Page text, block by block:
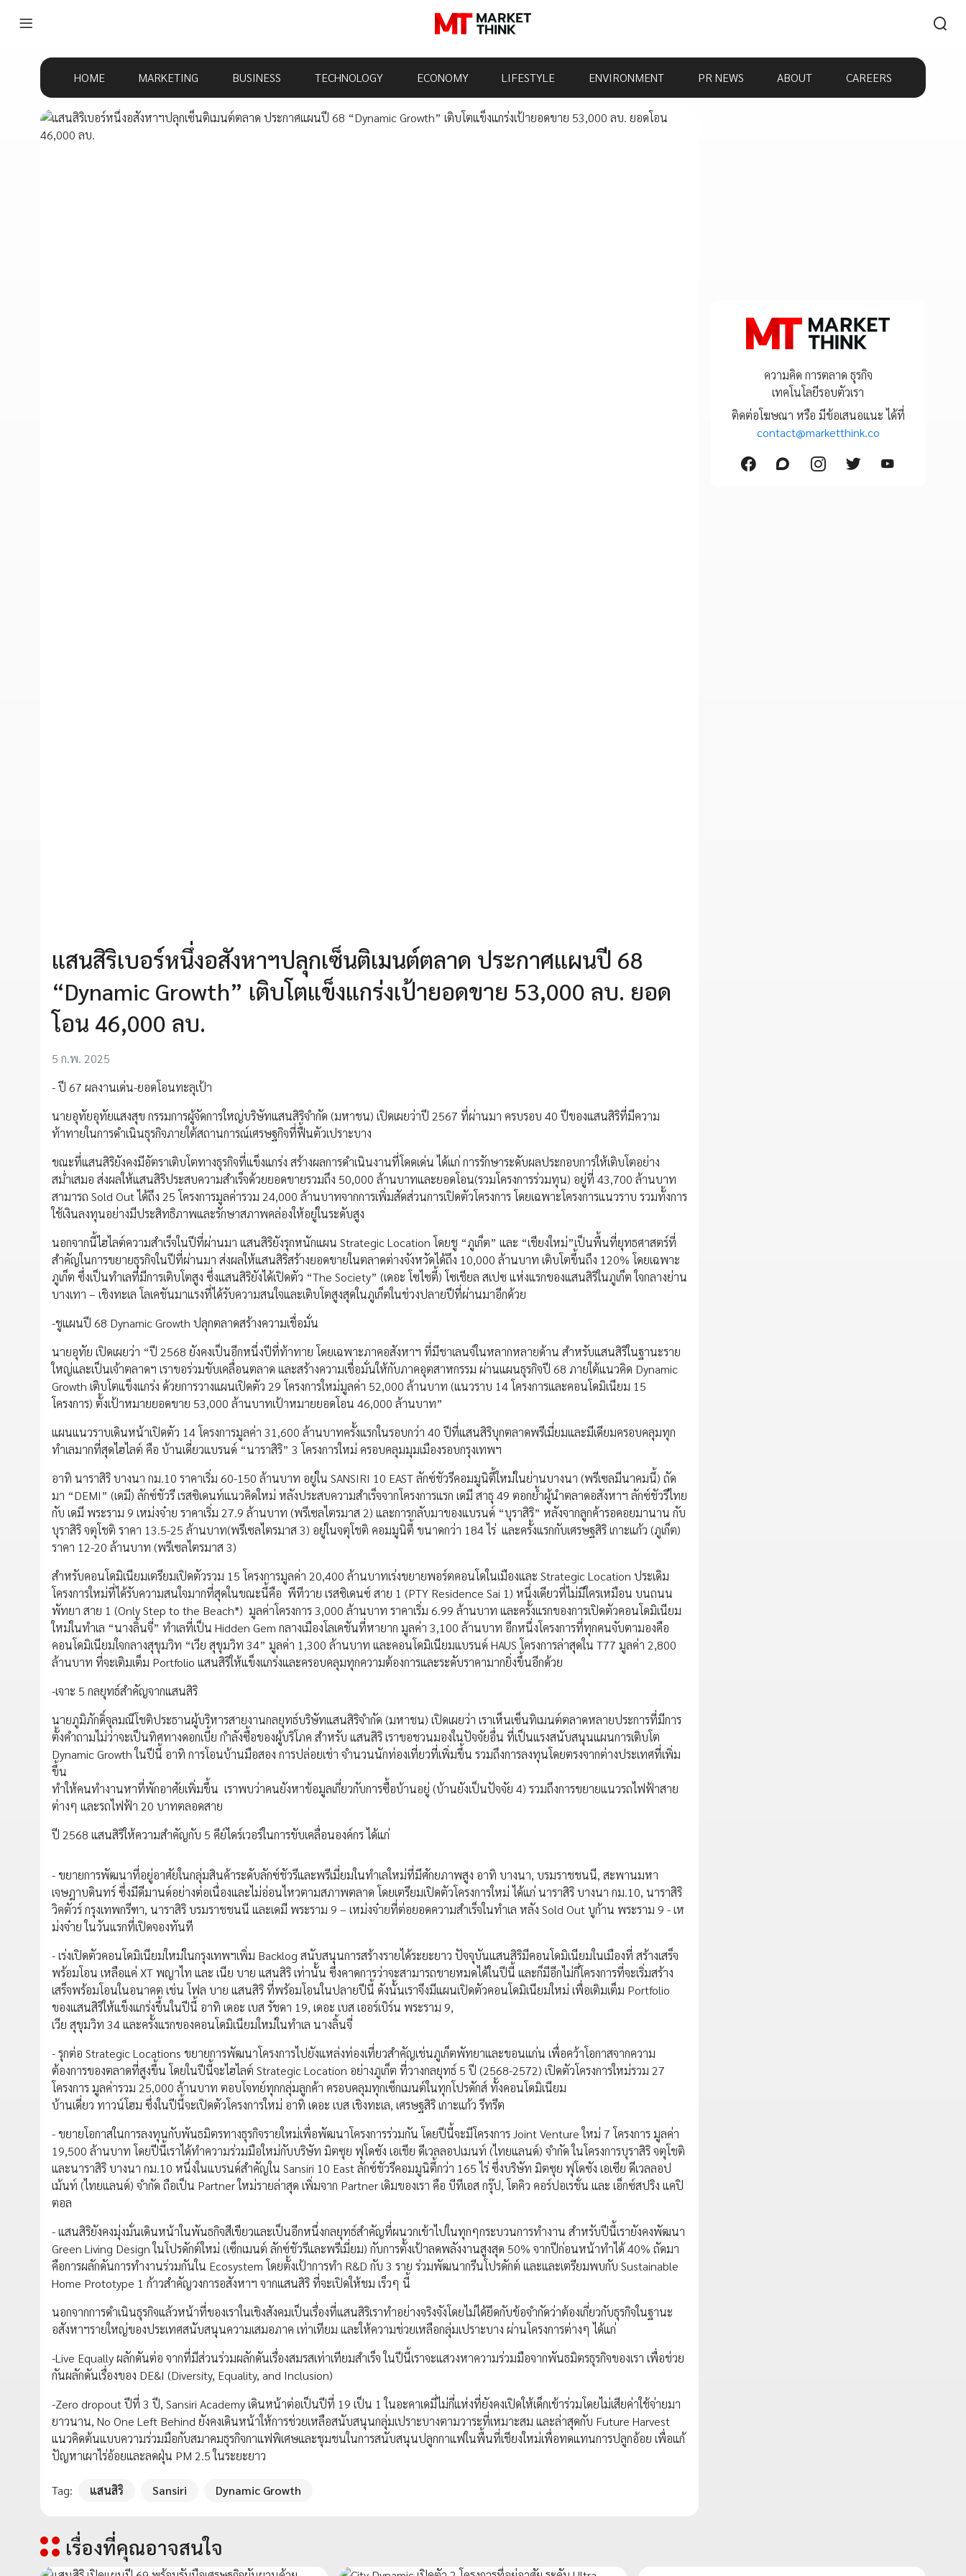
HOME MARKETING BUSINESS TECHNOLOGY ECONOMY LIFESTYLE ENVIRONMENT PR NEWS ABOUT CAREERS
แสนสิริเบอร์หนึ่งอสังหาฯปลุกเซ็นติเมนต์ตลาด ประกาศแผนปี 68
“Dynamic Growth” เติบโตแข็งแกร่งเป้ายอดขาย 53,000 ลบ. ยอด
โอน 46,000 ลบ.
5 ก.พ. 2025
- ปี 67 ผลงานเด่น-ยอดโอนทะลุเป้า
นายอุทัยอุทัยแสงสุข กรรมการผู้จัดการใหญ่บริษัทแสนสิริจำกัด (มหาชน) เปิดเผยว่าปี 2567 ที่ผ่านมา ครบรอบ 40 ปีของแสนสิริที่มีความ
ท้าทายในการดำเนินธุรกิจภายใต้สถานการณ์เศรษฐกิจที่ฟื้นตัวเปราะบาง
ขณะที่แสนสิริยังคงมีอัตราเติบโตทางธุรกิจที่แข็งแกร่ง สร้างผลการดำเนินงานที่โดดเด่น ได้แก่ การรักษาระดับผลประกอบการให้เติบโตอย่าง
สม่ำเสมอ ส่งผลให้แสนสิริประสบความสำเร็จด้วยยอดขายรวมถึง 50,000 ล้านบาทและยอดโอน(รวมโครงการร่วมทุน) อยู่ที่ 43,700 ล้านบาท
สามารถ Sold Out ได้ถึง 25 โครงการมูลค่ารวม 24,000 ล้านบาทจากการเพิ่มสัดส่วนการเปิดตัวโครงการ โดยเฉพาะโครงการแนวราบ รวมทั้งการ
ใช้เงินลงทุนอย่างมีประสิทธิภาพและรักษาสภาพคล่องให้อยู่ในระดับสูง
นอกจากนี้ไฮไลต์ความสำเร็จในปีที่ผ่านมา แสนสิริยังรุกหนักแผน Strategic Location โดยชู “ภูเก็ต” และ “เชียงใหม่”เป็นพื้นที่ยุทธศาสตร์ที่
สำคัญในการขยายธุรกิจในปีที่ผ่านมา ส่งผลให้แสนสิริสร้างยอดขายในตลาดต่างจังหวัดได้ถึง 10,000 ล้านบาท เติบโตขึ้นถึง 120% โดยเฉพาะ
ภูเก็ต ซึ่งเป็นทำเลที่มีการเติบโตสูง ซึ่งแสนสิริยังได้เปิดตัว “The Society” (เดอะ โซไซตี้) โซเชียล สเปซ แห่งแรกของแสนสิริในภูเก็ต ใจกลางย่าน
บางเทา – เชิงทะเล โลเคชันมาแรงที่ได้รับความสนใจและเติบโตสูงสุดในภูเก็ตในช่วงปลายปีที่ผ่านมาอีกด้วย
-ชูแผนปี 68 Dynamic Growth ปลุกตลาดสร้างความเชื่อมั่น
นายอุทัย เปิดเผยว่า “ปี 2568 ยังคงเป็นอีกหนึ่งปีที่ท้าทาย โดยเฉพาะภาคอสังหาฯ ที่มีชาเลนจ์ในหลากหลายด้าน สำหรับแสนสิริในฐานะราย
ใหญ่และเป็นเจ้าตลาดฯ เราขอร่วมขับเคลื่อนตลาด และสร้างความเชื่อมั่นให้กับภาคอุตสาหกรรม ผ่านแผนธุรกิจปี 68 ภายใต้แนวคิด Dynamic
Growth เติบโตแข็งแกร่ง ด้วยการวางแผนเปิดตัว 29 โครงการใหม่มูลค่า 52,000 ล้านบาท (แนวราบ 14 โครงการและคอนโดมิเนียม 15
โครงการ) ตั้งเป้าหมายยอดขาย 53,000 ล้านบาทเป้าหมายยอดโอน 46,000 ล้านบาท”
แผนแนวราบเดินหน้าเปิดตัว 14 โครงการมูลค่า 31,600 ล้านบาทครั้งแรกในรอบกว่า 40 ปีที่แสนสิริบุกตลาดพรีเมี่ยมและมีเดียมครอบคลุมทุก
ทำเลมากที่สุดไฮไลต์ คือ บ้านเดี่ยวแบรนด์ “นาราสิริ” 3 โครงการใหม่ ครอบคลุมมุมเมืองรอบกรุงเทพฯ
อาทิ นาราสิริ บางนา กม.10 ราคาเริ่ม 60-150 ล้านบาท อยู่ใน SANSIRI 10 EAST ลักซ์ชัวรีคอมมูนิตี้ใหม่ในย่านบางนา (พรีเซลมีนาคมนี้) ถัด
มา “DEMI” (เดมี) ลักซ์ชัวรี เรสซิเดนท์แนวคิดใหม่ หลังประสบความสำเร็จจากโครงการแรก เดมี สาธุ 49 ตอกย้ำผู้นำตลาดอสังหาฯ ลักซ์ชัวรีไทย
กับ เดมี พระราม 9 เหม่งจ๋าย ราคาเริ่ม 27.9 ล้านบาท (พรีเซลไตรมาส 2) และการกลับมาของแบรนด์ “บุราสิริ” หลังจากลูกค้ารอคอยมานาน กับ
บุราสิริ จตุโชติ ราคา 13.5-25 ล้านบาท(พรีเซลไตรมาส 3) อยู่ในจตุโชติ คอมมูนิตี้ ขนาดกว่า 184 ไร่ และครั้งแรกกับเศรษฐสิริ เกาะแก้ว (ภูเก็ต)
ราคา 12-20 ล้านบาท (พรีเซลไตรมาส 3)
สำหรับคอนโดมิเนียมเตรียมเปิดตัวรวม 15 โครงการมูลค่า 20,400 ล้านบาทเร่งขยายพอร์ตคอนโดในเมืองและ Strategic Location ประเดิม
โครงการใหม่ที่ได้รับความสนใจมากที่สุดในขณะนี้คือ พีทีวาย เรสซิเดนซ์ สาย 1 (PTY Residence Sai 1) หนึ่งเดียวที่ไม่มีใครเหมือน บนถนน
พัทยา สาย 1 (Only Step to the Beach*) มูลค่าโครงการ 3,000 ล้านบาท ราคาเริ่ม 6.99 ล้านบาท และครั้งแรกของการเปิดตัวคอนโดมิเนียม
ใหม่ในทำเล “นางลิ้นจี่” ทำเลที่เป็น Hidden Gem กลางเมืองโลเคชันที่หายาก มูลค่า 3,100 ล้านบาท อีกหนึ่งโครงการที่ทุกคนจับตามองคือ
คอนโดมิเนียมใจกลางสุขุมวิท “เวีย สุขุมวิท 34” มูลค่า 1,300 ล้านบาท และคอนโดมิเนียมแบรนด์ HAUS โครงการล่าสุดใน T77 มูลค่า 2,800
ล้านบาท ที่จะเติมเต็ม Portfolio แสนสิริให้แข็งแกร่งและครอบคลุมทุกความต้องการและระดับราคามากยิ่งขึ้นอีกด้วย
-เจาะ 5 กลยุทธ์สำคัญจากแสนสิริ
นายภูมิภักดิ์จุลมณีโชติประธานผู้บริหารสายงานกลยุทธ์บริษัทแสนสิริจำกัด (มหาชน) เปิดเผยว่า เราเห็นเซ็นทิเมนต์ตลาดหลายประการที่มีการ
ตั้งคำถามไม่ว่าจะเป็นทิศทางดอกเบี้ย กำลังซื้อของผู้บริโภค สำหรับ แสนสิริ เราขอชวนมองในปัจจัยอื่น ที่เป็นแรงสนับสนุนแผนการเติบโต
Dynamic Growth ในปีนี้ อาทิ การโอนบ้านมือสอง การปล่อยเช่า จำนวนนักท่องเที่ยวที่เพิ่มขึ้น รวมถึงการลงทุนโดยตรงจากต่างประเทศที่เพิ่ม
ขึ้น
ทำให้คนทำงานหาที่พักอาศัยเพิ่มขึ้น เราพบว่าคนยังหาข้อมูลเกี่ยวกับการซื้อบ้านอยู่ (บ้านยังเป็นปัจจัย 4) รวมถึงการขยายแนวรถไฟฟ้าสาย
ต่างๆ และรถไฟฟ้า 20 บาทตลอดสาย
ปี 2568 แสนสิริให้ความสำคัญกับ 5 คีย์ไดร์เวอร์ในการขับเคลื่อนองค์กร ได้แก่
- ขยายการพัฒนาที่อยู่อาศัยในกลุ่มสินค้าระดับลักซ์ชัวรีและพรีเมี่ยมในทำเลใหม่ที่มีศักยภาพสูง อาทิ บางนา, บรมราชชนนี, สะพานมหา
เจษฎาบดินทร์ ซึ่งมีดีมานด์อย่างต่อเนื่องและไม่อ่อนไหวตามสภาพตลาด โดยเตรียมเปิดตัวโครงการใหม่ ได้แก่ นาราสิริ บางนา กม.10, นาราสิริ
วิคตัวร์ กรุงเทพกรีฑา, นาราสิริ บรมราชชนนี และเดมี พระราม 9 – เหม่งจ๋ายที่ต่อยอดความสำเร็จในทำเล หลัง Sold Out บูก้าน พระราม 9 - เห
ม่งจ๋าย ในวันแรกที่เปิดจองทันที
- เร่งเปิดตัวคอนโดมิเนียมใหม่ในกรุงเทพฯเพิ่ม Backlog สนับสนุนการสร้างรายได้ระยะยาว ปัจจุบันแสนสิริมีคอนโดมิเนียมในเมืองที่ สร้างเสร็จ
พร้อมโอน เหลือแค่ XT พญาไท และ เนีย บาย แสนสิริ เท่านั้น ซึ่งคาดการว่าจะสามารถขายหมดได้ในปีนี้ และก็มีอีกไม่กี่โครงการที่จะเริ่มสร้าง
เสร็จพร้อมโอนในอนาคต เช่น โฟล บาย แสนสิริ ที่พร้อมโอนในปลายปีนี้ ดังนั้นเราจึงมีแผนเปิดตัวคอนโดมิเนียมใหม่ เพื่อเติมเต็ม Portfolio
ของแสนสิริให้แข็งแกร่งขึ้นในปีนี้ อาทิ เดอะ เบส รัชดา 19, เดอะ เบส เออร์เบิร์น พระราม 9,
เวีย สุขุมวิท 34 และครั้งแรกของคอนโดมิเนียมใหม่ในทำเล นางลิ้นจี่
- รุกต่อ Strategic Locations ขยายการพัฒนาโครงการไปยังแหล่งท่องเที่ยวสำคัญเช่นภูเก็ตพัทยาและขอนแก่น เพื่อคว้าโอกาสจากความ
ต้องการของตลาดที่สูงขึ้น โดยในปีนี้จะไฮไลต์ Strategic Location อย่างภูเก็ต ที่วางกลยุทธ์ 5 ปี (2568-2572) เปิดตัวโครงการใหม่รวม 27
โครงการ มูลค่ารวม 25,000 ล้านบาท ตอบโจทย์ทุกกลุ่มลูกค้า ครอบคลุมทุกเซ็กเมนต์ในทุกโปรดักส์ ทั้งคอนโดมิเนียม
บ้านเดี่ยว ทาวน์โฮม ซึ่งในปีนี้จะเปิดตัวโครงการใหม่ อาทิ เดอะ เบส เชิงทะเล, เศรษฐสิริ เกาะแก้ว รีทรีต
- ขยายโอกาสในการลงทุนกับพันธมิตรทางธุรกิจรายใหม่เพื่อพัฒนาโครงการร่วมกัน โดยปีนี้จะมีโครงการ Joint Venture ใหม่ 7 โครงการ มูลค่า
19,500 ล้านบาท โดยปีนี้เราได้ทำความร่วมมือใหม่กับบริษัท มิตซุย ฟุโดซัง เอเชีย ดีเวลลอปเมนท์ (ไทยแลนด์) จำกัด ในโครงการบุราสิริ จตุโชติ
และนาราสิริ บางนา กม.10 หนึ่งในแบรนด์สำคัญใน Sansiri 10 East ลักซ์ชัวรีคอมมูนิตี้กว่า 165 ไร่ ซึ่งบริษัท มิตซุย ฟุโดซัง เอเซีย ดีเวลลอป
เม้นท์ (ไทยแลนด์) จำกัด ถือเป็น Partner ใหม่รายล่าสุด เพิ่มจาก Partner เดิมของเรา คือ บีทีเอส กรุ๊ป, โตคิว คอร์ปอเรชั่น และ เอ็กซ์สปริง แคปิ
ตอล
- แสนสิริยังคงมุ่งมั่นเดินหน้าในพันธกิจสีเขียวและเป็นอีกหนึ่งกลยุทธ์สำคัญที่ผนวกเข้าไปในทุกๆกระบวนการทำงาน สำหรับปีนี้เรายังคงพัฒนา
Green Living Design ในโปรดักต์ใหม่ (เซ็กเมนต์ ลักซ์ชัวรีและพรีเมี่ยม) กับการตั้งเป้าลดพลังงานสูงสุด 50% จากปีก่อนหน้าทำได้ 40% ถัดมา
คือการผลักดันการทำงานร่วมกันใน Ecosystem โดยตั้งเป้าการทำ R&D กับ 3 ราย ร่วมพัฒนากรีนโปรดักต์ และและเตรียมพบกับ Sustainable
Home Prototype 1 ก้าวสำคัญวงการอสังหาฯ จากแสนสิริ ที่จะเปิดให้ชม เร็วๆ นี้
นอกจากการดำเนินธุรกิจแล้วหน้าที่ของเราในเชิงสังคมเป็นเรื่องที่แสนสิริเราทำอย่างจริงจังโดยไม่ได้ยึดกับข้อจำกัดว่าต้องเกี่ยวกับธุรกิจในฐานะ
อสังหาฯรายใหญ่ของประเทศสนับสนุนความเสมอภาค เท่าเทียม และให้ความช่วยเหลือกลุ่มเปราะบาง ผ่านโครงการต่างๆ ได้แก่
-Live Equally ผลักดันต่อ จากที่มีส่วนร่วมผลักดันเรื่องสมรสเท่าเทียมสำเร็จ ในปีนี้เราจะแสวงหาความร่วมมือจากพันธมิตรธุรกิจของเรา เพื่อช่วย
กันผลักดันเรื่องของ DE&I (Diversity, Equality, and Inclusion)
-Zero dropout ปีที่ 3 ปี, Sansiri Academy เดินหน้าต่อเป็นปีที่ 19 เป็น 1 ในอะคาเดมี่ไม่กี่แห่งที่ยังคงเปิดให้เด็กเข้าร่วมโดยไม่เสียค่าใช้จ่ายมา
ยาวนาน, No One Left Behind ยังคงเดินหน้าให้การช่วยเหลือสนับสนุนกลุ่มเปราะบางตามวาระที่เหมาะสม และล่าสุดกับ Future Harvest
แนวคิดต้นแบบความร่วมมือกับสมาคมธุรกิจกาแฟพิเศษและชุมชนในการสนับสนุนปลูกกาแฟในพื้นที่เชียงใหม่เพื่อทดแทนการปลูกอ้อย เพื่อแก้
ปัญหาเผาไร่อ้อยและลดฝุ่น PM 2.5 ในระยะยาว
Tag: แสนสิริ Sansiri Dynamic Growth
ความคิด การตลาด ธุรกิจ
เทคโนโลยีรอบตัวเรา
ติดต่อโฆษณา หรือ มีข้อเสนอแนะ ได้ที่
contact@marketthink.co
เรื่องที่คุณอาจสนใจ